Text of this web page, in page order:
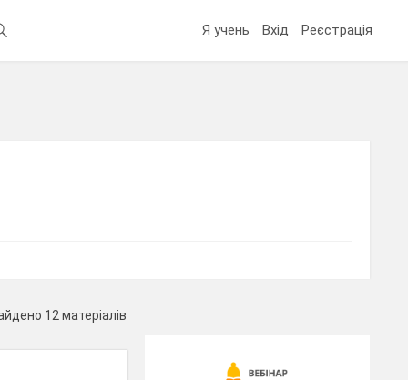
Я учень Вхід Реєстрація
12 матеріалів